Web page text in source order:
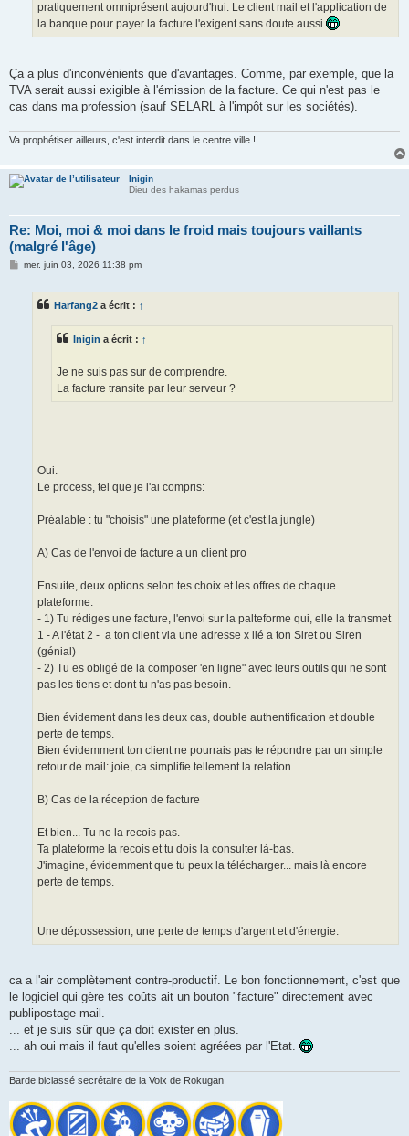
pratiquement omniprésent aujourd'hui. Le client mail et l'application de
la banque pour payer la facture l'exigent sans doute aussi
Ça a plus d'inconvénients que d'avantages. Comme, par exemple, que la
TVA serait aussi exigible à l'émission de la facture. Ce qui n'est pas le
cas dans ma profession (sauf SELARL à l'impôt sur les sociétés).
Va prophétiser ailleurs, c'est interdit dans le centre ville !
Inigin
Dieu des hakamas perdus
Re: Moi, moi & moi dans le froid mais toujours vaillants
(malgré l'âge)
Mmer. juin 03, 2026 11:38 pm
Harfang2 a écrit : ↑
Inigin a écrit : ↑
Je ne suis pas sur de comprendre.
La facture transite par leur serveur ?
Oui.
Le process, tel que je l'ai compris:
Préalable : tu "choisis" une plateforme (et c'est la jungle)
A) Cas de l'envoi de facture a un client pro
Ensuite, deux options selon tes choix et les offres de chaque
plateforme:
- 1) Tu rédiges une facture, l'envoi sur la palteforme qui, elle la transmet
1 - A l'état 2 - a ton client via une adresse x lié a ton Siret ou Siren
(génial)
- 2) Tu es obligé de la composer 'en ligne" avec leurs outils qui ne sont
pas les tiens et dont tu n'as pas besoin.
Bien évidement dans les deux cas, double authentification et double
perte de temps.
Bien évidemment ton client ne pourrais pas te répondre par un simple
retour de mail: joie, ca simplifie tellement la relation.
B) Cas de la réception de facture
Et bien... Tu ne la recois pas.
Ta plateforme la recois et tu dois la consulter là-bas.
J'imagine, évidemment que tu peux la télécharger... mais là encore
perte de temps.
Une dépossession, une perte de temps d'argent et d'énergie.
ca a l'air complètement contre-productif. Le bon fonctionnement, c'est que
le logiciel qui gère tes coûts ait un bouton "facture" directement avec
publipostage mail.
... et je suis sûr que ça doit exister en plus.
... ah oui mais il faut qu'elles soient agréées par l'Etat.
Barde biclassé secrétaire de la Voix de Rokugan